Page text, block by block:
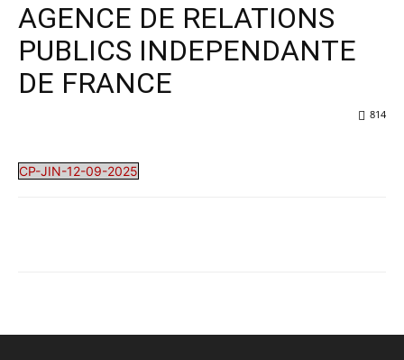
AGENCE DE RELATIONS
PUBLICS INDEPENDANTE
DE FRANCE
814
CP-JIN-12-09-2025